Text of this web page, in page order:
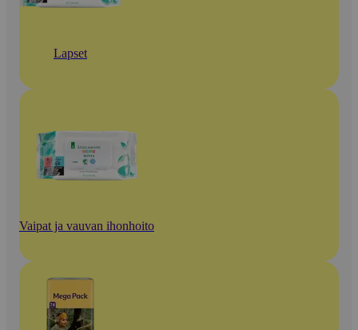
Lapset
Vaipat ja vauvan ihonhoito